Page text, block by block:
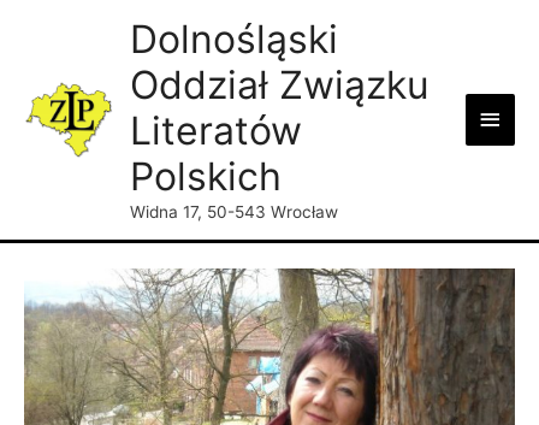
Dolnośląski
Oddział Związku
Literatów
Polskich
Widna 17, 50-543 Wrocław
Main